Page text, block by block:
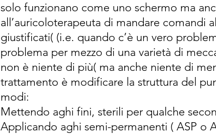
solo funzionano come uno schermo ma
all’auricoloterapeuta di mandare comandi
giustificati( (i.e. quando c’è un vero
problema per mezzo di una varietà di
non è niente di più( ma anche niente di
trattamento è modificare la struttura del
modi:
Mettendo aghi fini, sterili per qualche
Applicando aghi semi-permanenti ( ASP o